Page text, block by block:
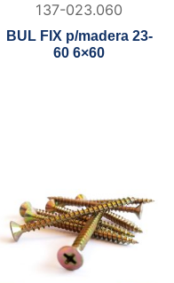
137-023.060
BUL FIX p/madera 23-
60 6×60